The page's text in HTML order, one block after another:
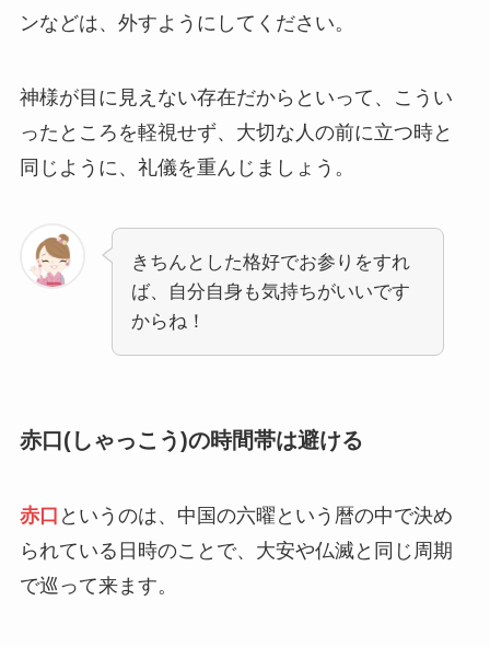
ンなどは、外すようにしてください。
神様が目に見えない存在だからといって、こうい
ったところを軽視せず、大切な人の前に立つ時と
同じように、礼儀を重んじましょう。
きちんとした格好でお参りをすれ
ば、自分自身も気持ちがいいです
からね！
赤口(しゃっこう)の時間帯は避ける
赤口 というのは、中国の六曜という暦の中で決め
られている日時のことで、大安や仏滅と同じ周期
で巡って来ます。